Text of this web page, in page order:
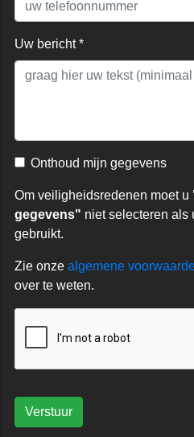
Uw bericht *
Onthoud mijn gegevens
Om veiligheidsredenen moet u
gegevens" niet selecteren als
gebruikt.
Zie onze algemene
over te weten.
Verstuur